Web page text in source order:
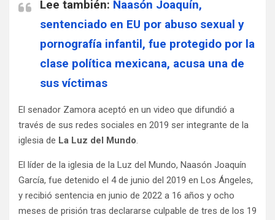
Lee también: Naasón Joaquín,
sentenciado en EU por abuso sexual y
pornografía infantil, fue protegido por la
clase política mexicana, acusa una de
sus víctimas
El senador Zamora aceptó en un video que difundió a
través de sus redes sociales en 2019 ser integrante de la
iglesia de La Luz del Mundo.
El líder de la iglesia de la Luz del Mundo, Naasón Joaquín
García, fue detenido el 4 de junio del 2019 en Los Ángeles,
y recibió sentencia en junio de 2022 a 16 años y ocho
meses de prisión tras declararse culpable de tres de los 19